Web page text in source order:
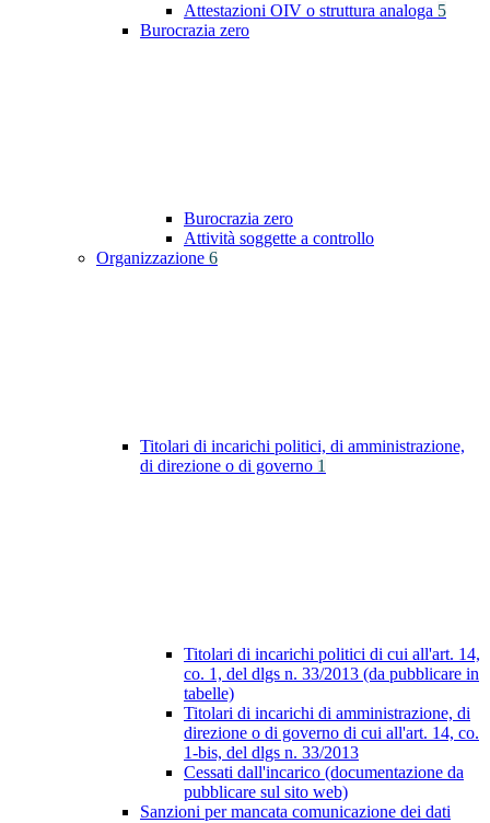
Attestazioni OIV o struttura analoga 5
Burocrazia zero
Burocrazia zero
Attività soggette a controllo
Organizzazione 6
Titolari di incarichi politici, di amministrazione,
di direzione o di governo 1
Titolari di incarichi politici di cui all'art. 14,
co. 1, del dlgs n. 33/2013 (da pubblicare in
tabelle)
Titolari di incarichi di amministrazione, di
direzione o di governo di cui all'art. 14, co.
1-bis, del dlgs n. 33/2013
Cessati dall'incarico (documentazione da
pubblicare sul sito web)
Sanzioni per mancata comunicazione dei dati